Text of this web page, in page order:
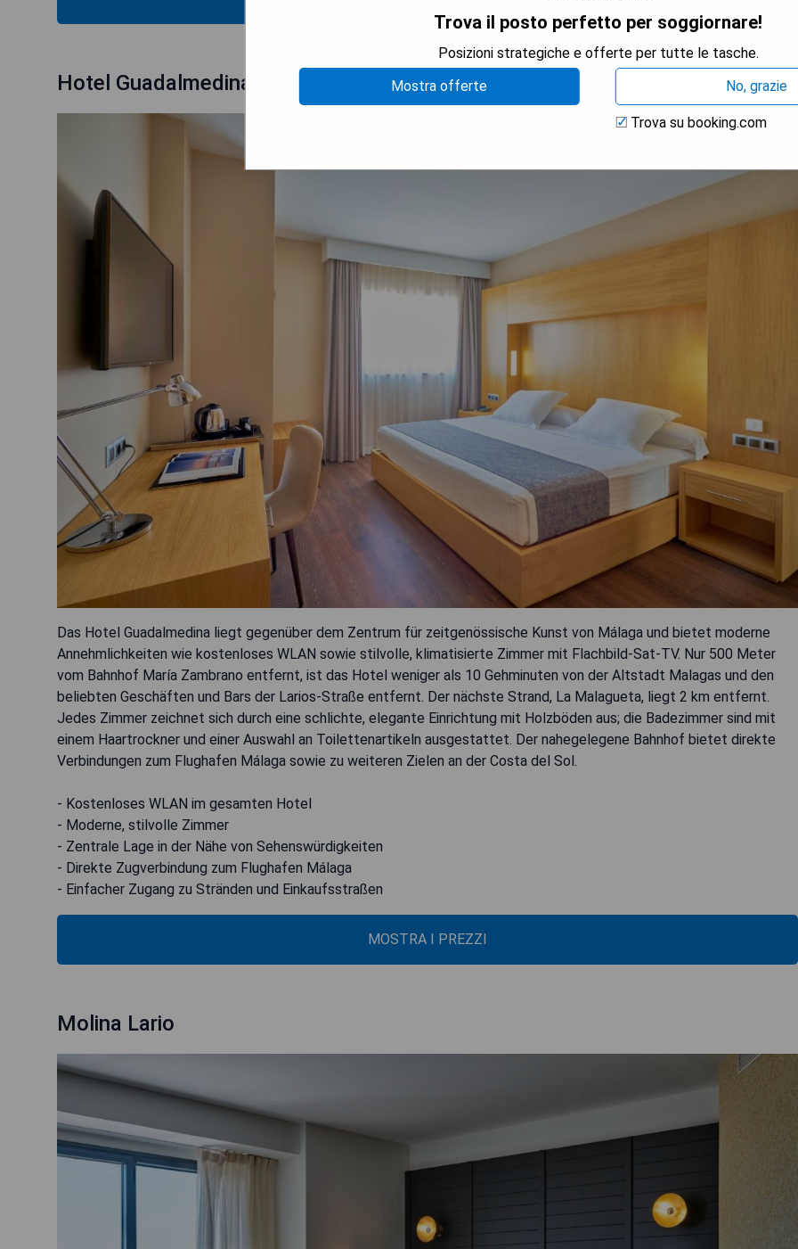
Hotel Guadalmedina
Das Hotel Guadalmedina liegt gegenüber dem Zentrum für zeitgenössische Kunst von Málaga und bietet moderne
Annehmlichkeiten wie kostenloses WLAN sowie stilvolle, klimatisierte Zimmer mit Flachbild-Sat-TV. Nur 500 Meter
vom Bahnhof María Zambrano entfernt, ist das Hotel weniger als 10 Gehminuten von der Altstadt Malagas und den
beliebten Geschäften und Bars der Larios-Straße entfernt. Der nächste Strand, La Malagueta, liegt 2 km entfernt.
Jedes Zimmer zeichnet sich durch eine schlichte, elegante Einrichtung mit Holzböden aus; die Badezimmer sind mit
einem Haartrockner und einer Auswahl an Toilettenartikeln ausgestattet. Der nahegelegene Bahnhof bietet direkte
Verbindungen zum Flughafen Málaga sowie zu weiteren Zielen an der Costa del Sol.
- Kostenloses WLAN im gesamten Hotel
- Moderne, stilvolle Zimmer
- Zentrale Lage in der Nähe von Sehenswürdigkeiten
- Direkte Zugverbindung zum Flughafen Málaga
- Einfacher Zugang zu Stränden und Einkaufsstraßen
MOSTRA I PREZZI
Molina Lario
Trova il posto perfetto per soggiornare!
Posizioni strategiche e offerte per tutte le tasche.
Mostra offerte
No, grazie
Trova su booking.com